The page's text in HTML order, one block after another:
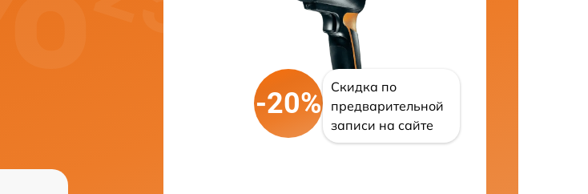
-20%
Скидка по
предварительной
записи на сайте